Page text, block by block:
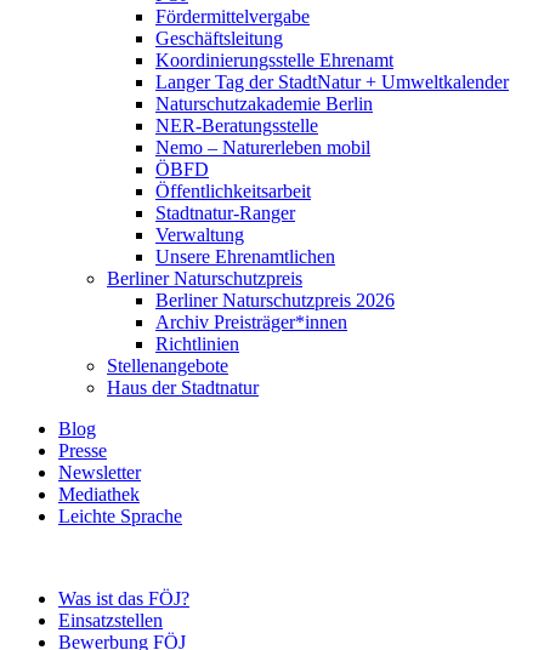
Fördermittelvergabe
Geschäftsleitung
Koordinierungsstelle Ehrenamt
Langer Tag der StadtNatur + Umweltkalender
Naturschutzakademie Berlin
NER-Beratungsstelle
Nemo – Naturerleben mobil
ÖBFD
Öffentlichkeitsarbeit
Stadtnatur-Ranger
Verwaltung
Unsere Ehrenamtlichen
Berliner Naturschutzpreis
Berliner Naturschutzpreis 2026
Archiv Preisträger*innen
Richtlinien
Stellenangebote
Haus der Stadtnatur
Blog
Presse
Newsletter
Mediathek
Leichte Sprache
Was ist das FÖJ?
Einsatzstellen
Bewerbung FÖJ